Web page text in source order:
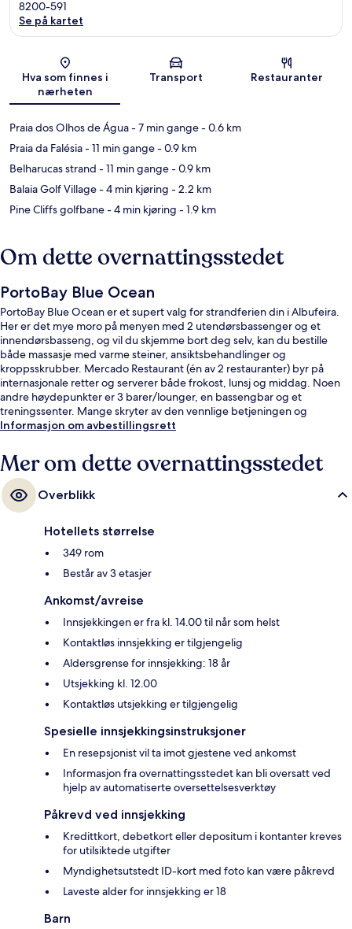
8200-591
Se på kartet
Hva som finnes i
nærheten
Transport Restauranter
Praia dos Olhos de Água- 7 min gange- 0.6 km
Praia da Falésia- 11 min gange- 0.9 km
Belharucas strand - 11 min gange- 0.9 km
Balaia Golf Village- 4 min kjøring - 2.2 km
Pine Cliffs golfbane- 4 min kjøring - 1.9 km
Om dette overnattingsstedet
PortoBay Blue Ocean
PortoBay Blue Ocean er et supert valg for strandferien din i Albufeira.
Her er det mye moro på menyen med 2 utendørsbassenger og et
innendørsbasseng, og vil du skjemme bort deg selv, kan du bestille
både massasje med varme steiner, ansiktsbehandlinger og
kroppsskrubber. Mercado Restaurant (én av 2 restauranter) byr på
internasjonale retter og serverer både frokost, lunsj og middag. Noen
andre høydepunkter er 3 barer/lounger, en bassengbar og et
treningssenter. Mange skryter av den vennlige betjeningen og
beliggenheten.
Informasjon om avbestillingsrett
Mer om dette overnattingsstedet
Overblikk
Hotellets størrelse
349 rom
Består av 3 etasjer
Ankomst/avreise
Innsjekkingen er fra kl. 14.00 til når som helst
Kontaktløs innsjekking er tilgjengelig
Aldersgrense for innsjekking: 18 år
Utsjekking kl. 12.00
Kontaktløs utsjekking er tilgjengelig
Spesielle innsjekkingsinstruksjoner
En resepsjonist vil ta imot gjestene ved ankomst
Informasjon fra overnattingsstedet kan bli oversatt ved
hjelp av automatiserte oversettelsesverktøy
Påkrevd ved innsjekking
Kredittkort, debetkort eller depositum i kontanter kreves
for utilsiktede utgifter
Myndighetsutstedt ID-kort med foto kan være påkrevd
Laveste alder for innsjekking er 18
Barn